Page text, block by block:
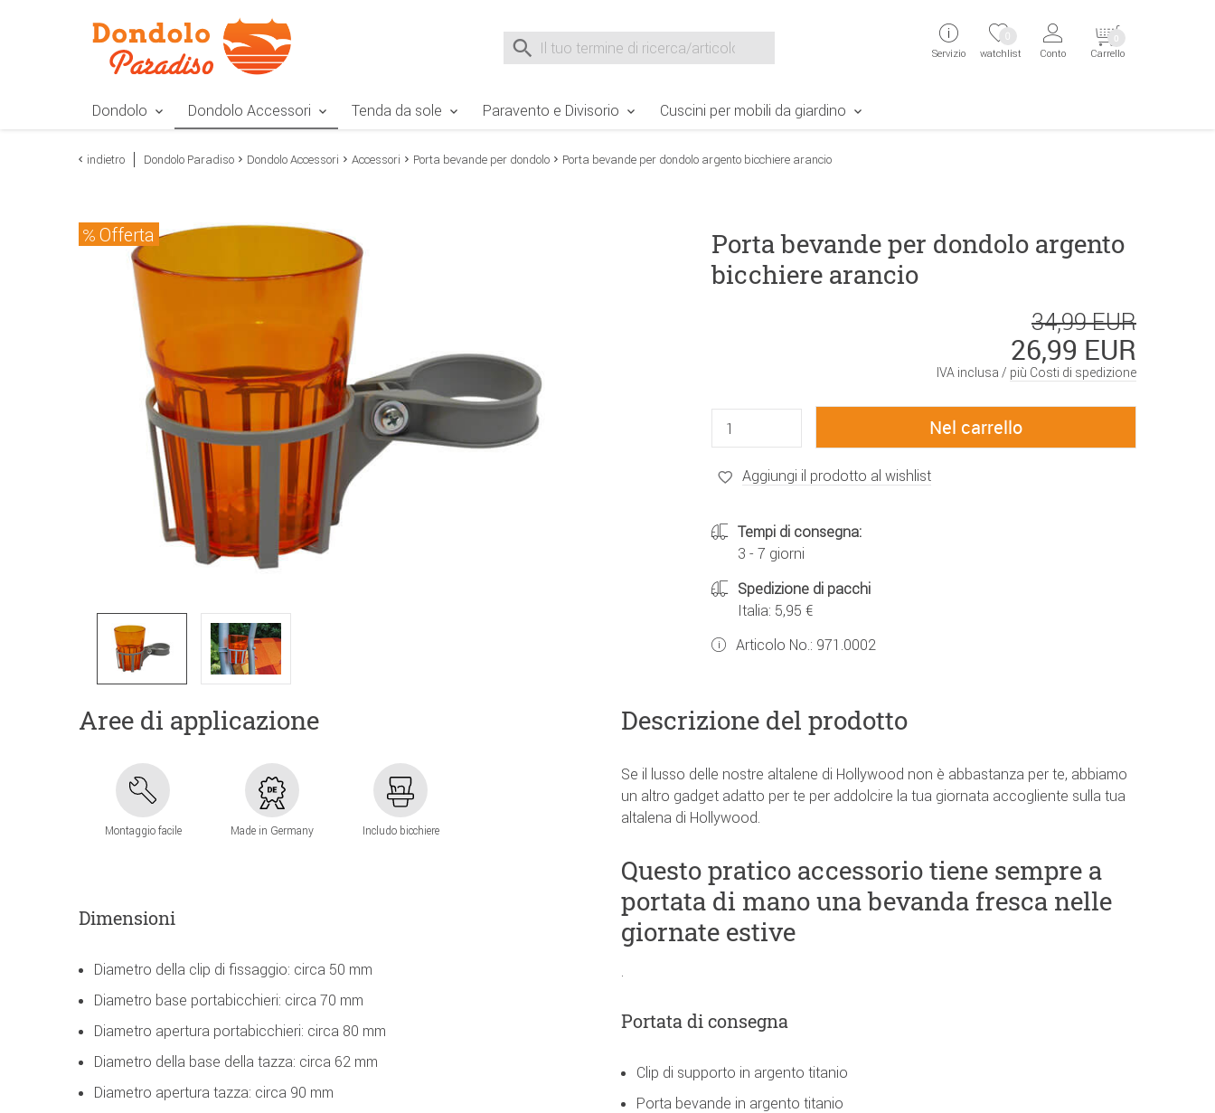
Suche nach
Servizio watchlist
0
Conto Carrello
0
Dondolo Dondolo Accessori Tenda da sole Paravento e Divisorio Cuscini per mobili da giardino
indietro Dondolo Paradiso Dondolo Accessori Accessori Porta bevande per dondolo Porta bevande per dondolo argento bicchiere arancio
Offerta
Porta bevande per dondolo argento
bicchiere arancio
34,99 EUR
26,99 EUR
IVA inclusa / più Costi di spedizione
Aggiungi il prodotto al wishlist
Tempi di consegna:
3 - 7 giorni
Spedizione di pacchi
Italia: 5,95 €
Articolo No.: 971.0002
Aree di applicazione
Montaggio facile Made in Germany Includo bicchiere
Dimensioni
Diametro della clip di fissaggio: circa 50 mm
Diametro base portabicchieri: circa 70 mm
Diametro apertura portabicchieri: circa 80 mm
Diametro della base della tazza: circa 62 mm
Diametro apertura tazza: circa 90 mm
Descrizione del prodotto
Se il lusso delle nostre altalene di Hollywood non è abbastanza per te, abbiamo
un altro gadget adatto per te per addolcire la tua giornata accogliente sulla tua
altalena di Hollywood.
Questo pratico accessorio tiene sempre a
portata di mano una bevanda fresca nelle
giornate estive
Portata di consegna
Clip di supporto in argento titanio
Porta bevande in argento titanio